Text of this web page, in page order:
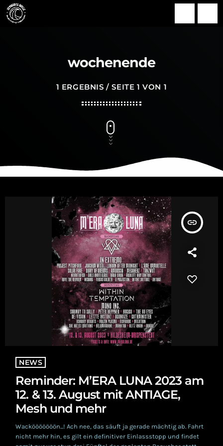
wochenende
1 ERGEBNIS / SEITE 1 VON 1
insert_link
NEWS
Reminder: M’ERA LUNA 2023 am
12. & 13. August mit ANTIAGE,
Mesh und mehr
Wackööööööön...! Ach nee, das säuft ja gerade mächtig ab. Fahrt
nicht mehr hin, es gilt ein definitiver Einlassstopp und findet